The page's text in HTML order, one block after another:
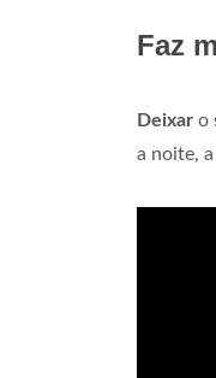
Faz
Deixar o
a noite,